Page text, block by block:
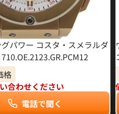
パワー コスタ・スメラルダ
格
合わせください
電話で聞く